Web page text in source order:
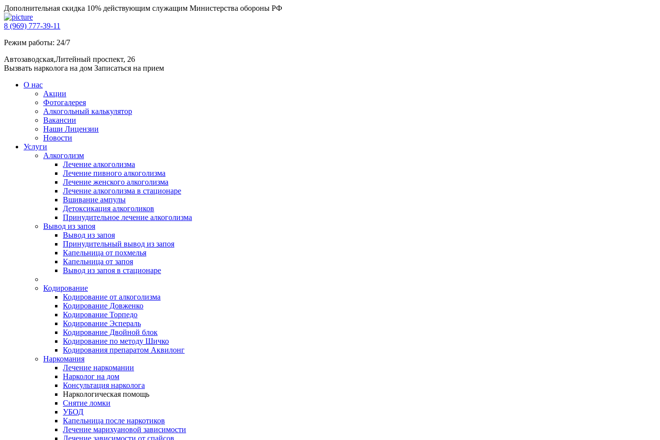
Дополнительная скидка 10% действующим служащим Министерства обороны РФ
8 (969) 777-39-11
Режим работы: 24/7
Автозаводская,Литейный проспект, 26
Вызвать нарколога на дом Записаться на прием
О нас
Акции
Фотогалерея
Алкогольный калькулятор
Вакансии
Наши Лицензии
Новости
Услуги
Алкоголизм
Лечение алкоголизма
Лечение пивного алкоголизма
Лечение женского алкоголизма
Лечение алкоголизма в стационаре
Вшивание ампулы
Детоксикация алкоголиков
Принудительное лечение алкоголизма
Вывод из запоя
Вывод из запоя
Принудительный вывод из запоя
Капельница от похмелья
Капельница от запоя
Вывод из запоя в стационаре
Кодирование
Кодирование от алкоголизма
Кодирование Довженко
Кодирование Торпедо
Кодирование Эспераль
Кодирование Двойной блок
Кодирование по методу Шичко
Кодирования препаратом Аквилонг
Наркомания
Лечение наркомании
Нарколог на дом
Консультация нарколога
Наркологическая помощь
Снятие ломки
УБОД
Капельница после наркотиков
Лечение марихуановой зависимости
Лечение зависимости от спайсов